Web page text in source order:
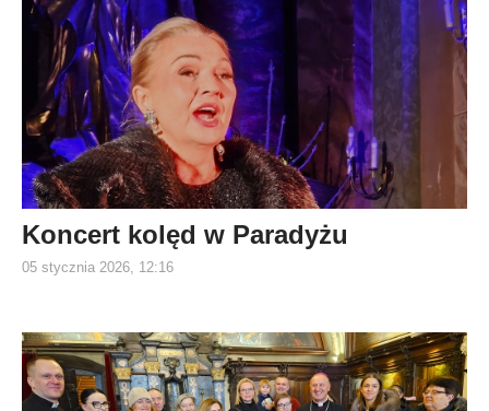
Koncert kolęd w Paradyżu
05 stycznia 2026, 12:16